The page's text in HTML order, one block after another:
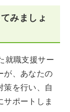
みましょ
就職支援サー
が、あなたの
策を行い、自
ポートしま